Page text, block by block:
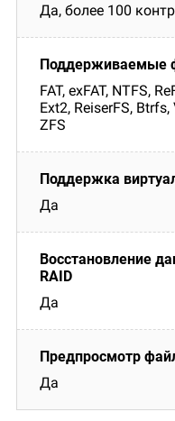
Да, более 100
FAT, exFAT, NTFS,
Ext2, ReiserFS,
ZFS
Да
Да
Да